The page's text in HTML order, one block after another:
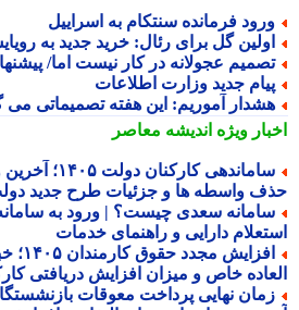
فرمانده سنتکام به اسراییل
گل برای رئال: خرید جدید به رویایش
عجولانه در کار نیست اما/
جدید وزارت اطلاعات
آموریم: این هفته تصمیماتی می
ویژهاندیشه معاصر
ساماندهی کارکنان
واسطه ها و جزئیات طرح جدید دولت
سعدی چیست؟ | ورود به سامانه
دارایی و راهنمای خدمات
افزایش مجدد
خاص و میزان افزایش دریافتی